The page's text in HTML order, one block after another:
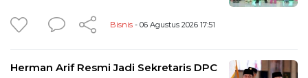
Bisnis - 06 Agustus 2026 17:51
Herman Arif Resmi Jadi Sekretaris DPC